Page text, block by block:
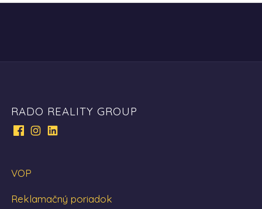
RADO REALITY GROUP
VOP
Reklamačný poriadok